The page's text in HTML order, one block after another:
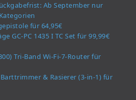
Ab September nur
für 64,95€
GC-PC 1435 I TC Set für 99,99€
Tri-Band Wi-Fi-7-Router für
& Rasierer (3-in-1) für